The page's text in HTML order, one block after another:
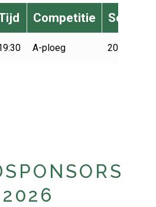
Competitie Seizoen
A-ploeg 2025-2026